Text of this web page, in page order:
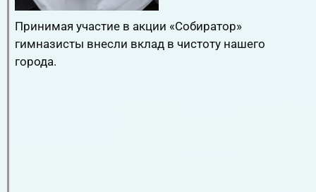
Принимая участие в акции «Собиратор»
гимназисты внесли вклад в чистоту нашего
города.